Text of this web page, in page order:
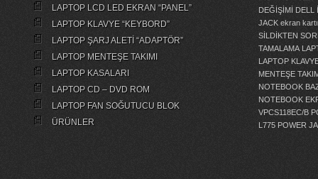
LAPTOP LCD LED EKRAN “PANEL”
LAPTOP KLAVYE “KEYBORD”
LAPTOP ŞARJ ALETİ “ADAPTÖR”
LAPTOP MENTEŞE TAKIMI
LAPTOP KASALARI
LAPTOP CD – DVD ROM
LAPTOP FAN SOĞUTUCU BLOK
ÜRÜNLER
DEĞİŞİMİ
DELL
JACK ekran
SİLDİKTEN
TAMALAMA
LAPTOP
MENTEŞE
NOTEBOOK
NOTEBOOK
VPCS118EC/B
L775 POWER